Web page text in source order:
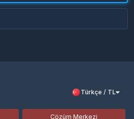
Türkçe / TL
Çözüm Merkezi